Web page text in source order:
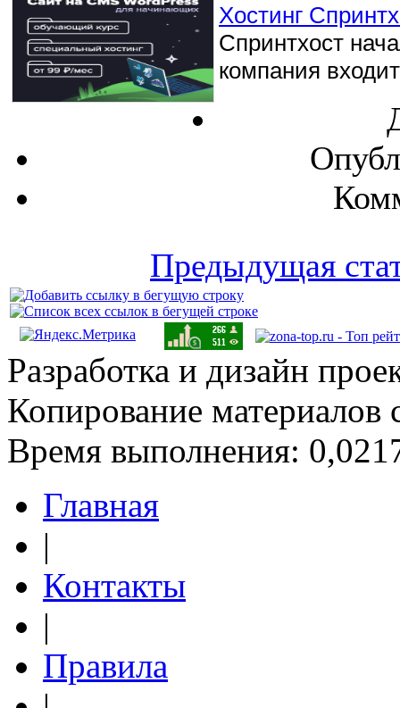
Хостинг
Спринтхост
компания
Предыдущая
Разработка и дизайн
Копирование материалов
Время выполнения:
Главная
|
Контакты
|
Правила